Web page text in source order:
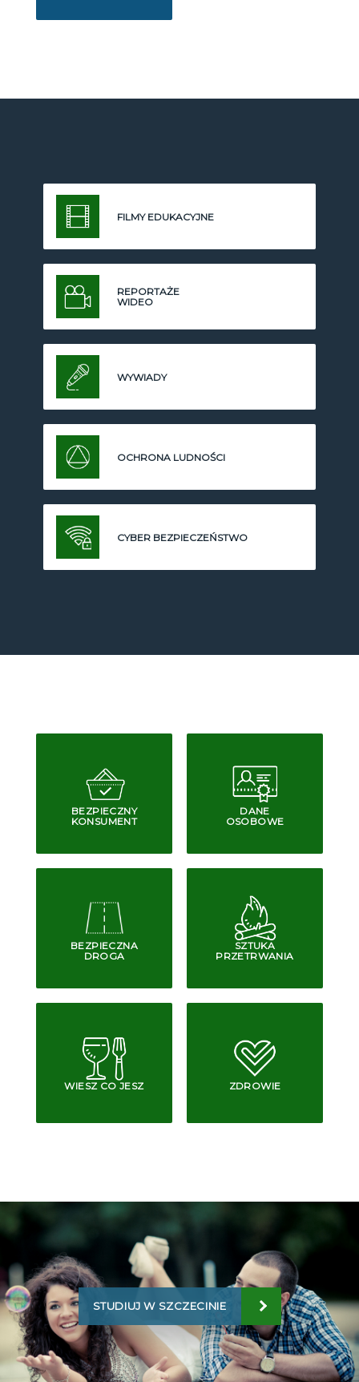
FILMY EDUKACYJNE
REPORTAŻE
WIDEO
WYWIADY
OCHRONA LUDNOŚCI
CYBER BEZPIECZEŃSTWO
BEZPIECZNY
KONSUMENT
DANE
OSOBOWE
BEZPIECZNA
DROGA
SZTUKA
PRZETRWANIA
WIESZ CO JESZ ZDROWIE
STUDIUJ W SZCZECINIE